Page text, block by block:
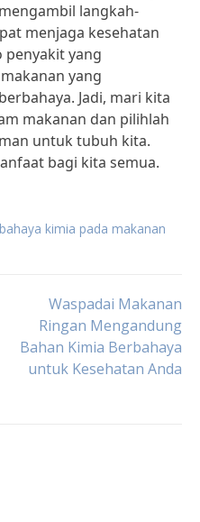
langkah-
menjaga kesehatan
yang
yang
Jadi, mari kita
makanan dan pilihlah
untuk tubuh kita.
bagi kita semua.
kimia pada makanan
Waspadai Makanan
Ringan Mengandung
Bahan Kimia Berbahaya
untuk Kesehatan Anda